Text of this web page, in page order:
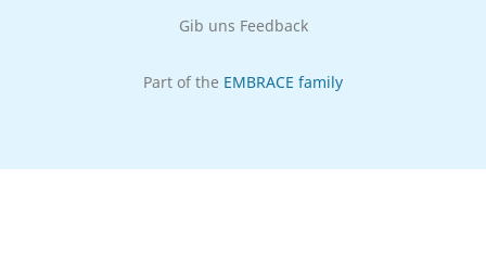
Gib uns Feedback
Part of the EMBRACE family